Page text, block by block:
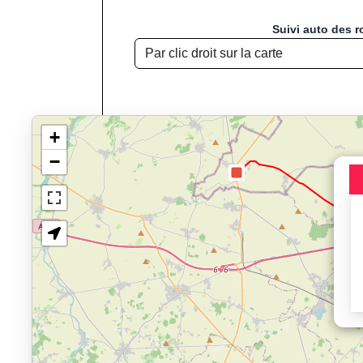
Suivi auto des
Chargement de la carte
Jogging, Course
Affichage du parcours :
+
−